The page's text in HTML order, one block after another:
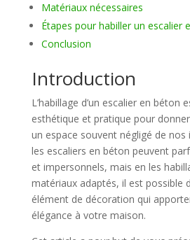
Matériaux nécessaires
Étapes pour habiller un escalier
Conclusion
Introduction
L’habillage d’un escalier en béton
esthétique et pratique pour
un espace souvent négligé de nos
les escaliers en béton peuvent
et impersonnels, mais en les
matériaux adaptés, il est possible
élément de décoration qui
élégance à votre maison.